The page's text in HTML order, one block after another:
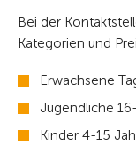
Bei der
Kategorien und
Erwachsene
Jugendliche
Kinder 4-15